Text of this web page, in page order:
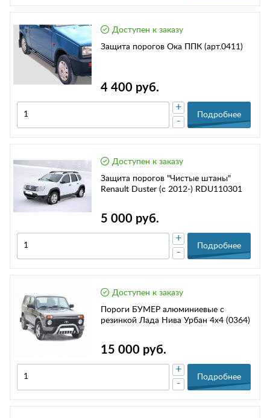
Доступен к заказу
Защита порогов Ока ППК (арт.0411)
4 400 руб.
-
+
Подробнее
Доступен к заказу
Защита порогов "Чистые штаны"
Renault Duster (с 2012-) RDU110301
5 000 руб.
-
+
Подробнее
Доступен к заказу
Пороги БУМЕР алюминиевые с
резинкой Лада Нива Урбан 4х4 (0364)
15 000 руб.
-
+
Подробнее